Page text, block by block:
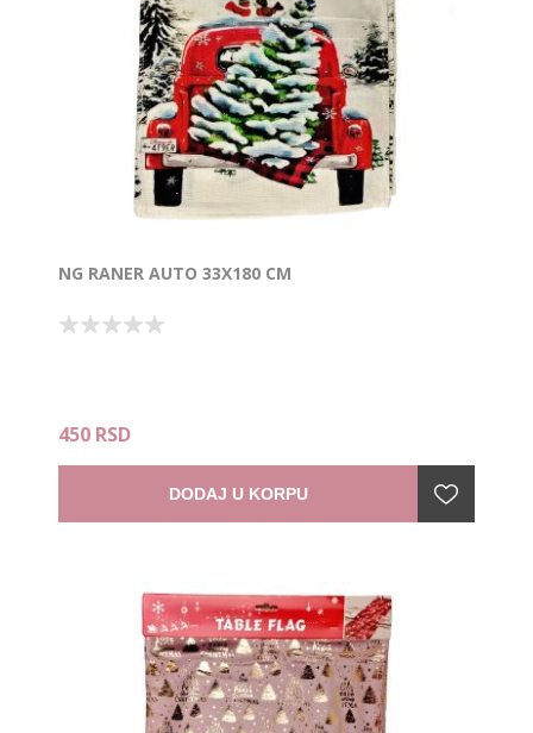
NG RANER AUTO 33X180 CM
450 RSD
DODAJ U KORPU